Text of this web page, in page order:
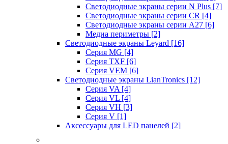
Светодиодные экраны серии N Plus [7]
Светодиодные экраны серии CR [4]
Светодиодные экраны серии А27 [6]
Медиа периметры [2]
Светодиодные экраны Leyard [16]
Серия MG [4]
Серия TXF [6]
Серия VEM [6]
Светодиодные экраны LianTronics [12]
Серия VA [4]
Серия VL [4]
Серия VH [3]
Серия V [1]
Аксессуары для LED панелей [2]